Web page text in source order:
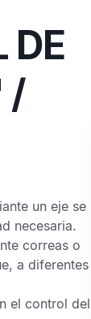
DE
/
un eje se
necesaria.
correas o
a diferentes
el control del